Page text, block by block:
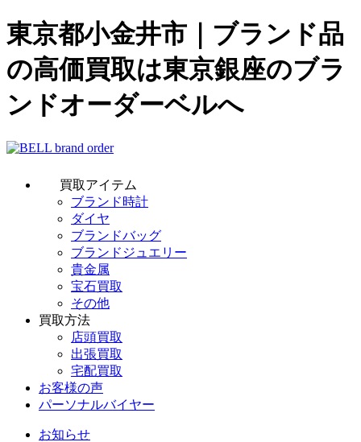
東京都小金井市｜ブランド品
の高価買取は東京銀座のブラ
ンドオーダーベルへ
買取アイテム
ブランド時計
ダイヤ
ブランドバッグ
ブランドジュエリー
貴金属
宝石買取
その他
買取方法
店頭買取
出張買取
宅配買取
お客様の声
パーソナルバイヤー
お知らせ